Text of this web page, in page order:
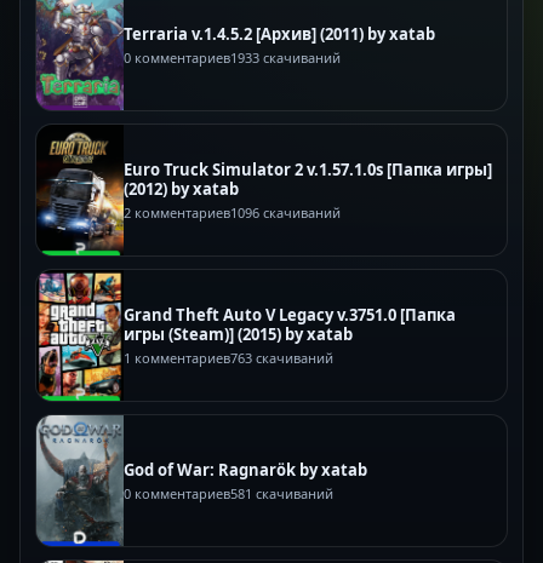
Terraria v.1.4.5.2 [Архив] (2011) by xatab
0 комментариев1933 скачиваний
Euro Truck Simulator 2 v.1.57.1.0s [Папка игры]
(2012) by xatab
2 комментариев1096 скачиваний
Grand Theft Auto V Legacy v.3751.0 [Папка
игры (Steam)] (2015) by xatab
1 комментариев763 скачиваний
God of War: Ragnarök by xatab
0 комментариев581 скачиваний